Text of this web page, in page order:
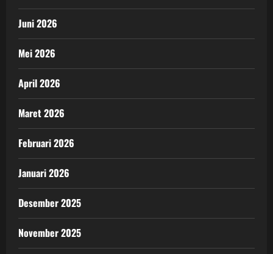
Juni 2026
Mei 2026
April 2026
Maret 2026
Februari 2026
Januari 2026
Desember 2025
November 2025